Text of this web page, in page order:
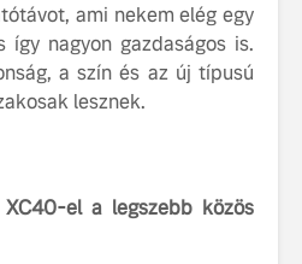
ami nekem elég egy
így nagyon gazdaságos is.
a szín és az új típusú
lesznek.
el a legszebb közösgondosan